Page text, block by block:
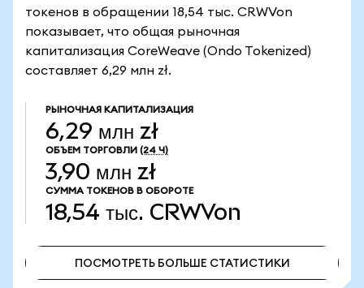
токенов в обращении 18,54 тыс. CRWVon
показывает, что общая рыночная
капитализация CoreWeave (Ondo Tokenized)
составляет 6,29 млн zł.
РЫНОЧНАЯ КАПИТАЛИЗАЦИЯ
6,29 млн zł
ОБЪЕМ ТОРГОВЛИ (24 Ч)
3,90 млн zł
СУММА ТОКЕНОВ В ОБОРОТЕ
18,54 тыс. CRWVon
ПОСМОТРЕТЬ БОЛЬШЕ СТАТИСТИКИ